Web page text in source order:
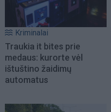
Kriminalai
Traukia it bites prie
medaus: kurorte vėl
ištuštino žaidimų
automatus